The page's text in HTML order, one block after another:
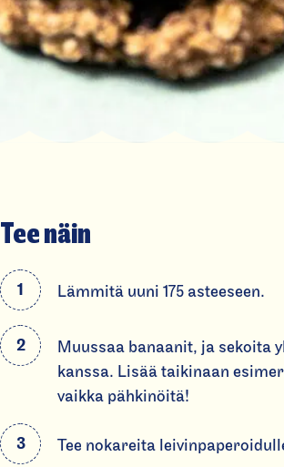
Tee näin
Lämmitä uuni 175 asteeseen.
Muussaa banaanit, ja sekoita
kanssa. Lisää taikinaan
vaikka pähkinöitä!
Tee nokareita